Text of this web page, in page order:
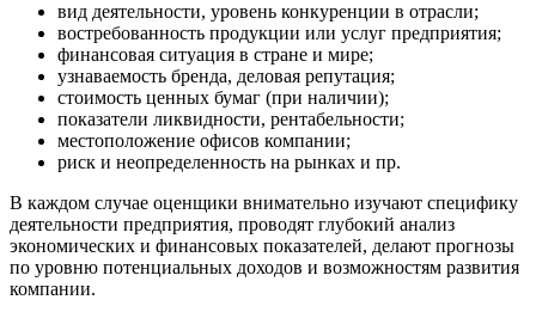
вид деятельности, уровень конкуренции в отрасли;
востребованность продукции или услуг предприятия;
финансовая ситуация в стране и мире;
узнаваемость бренда, деловая репутация;
стоимость ценных бумаг (при наличии);
показатели ликвидности, рентабельности;
местоположение офисов компании;
риск и неопределенность на рынках и пр.
В каждом случае оценщики внимательно изучают специфику
деятельности предприятия, проводят глубокий анализ
экономических и финансовых показателей, делают прогнозы
по уровню потенциальных доходов и возможностям развития
компании.
Глазов
Горно-Алтайск
Городец
Горячий Ключ
Грозный
Губаха
Губкинский
Гуково
Гулькевичи
Гусев